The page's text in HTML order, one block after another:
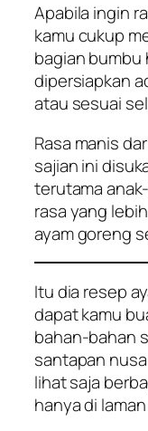
Apabila ingin
kamu cukup
bagian bumbu
dipersiapkan
atau sesuai
Rasa manis
sajian ini
terutama
rasa yang
ayam goreng
Itu dia resep
dapat kamu
bahan-bahan
santapan
lihat saja
hanya di